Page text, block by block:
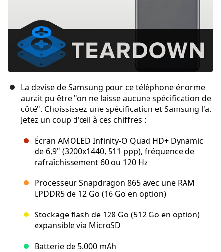
La devise de Samsung pour ce téléphone énorme
aurait pu être "on ne laisse aucune spécification de
côté". Choississez une spécification et Samsung l'a.
Jetez un coup d'œil à ces chiffres :
Écran AMOLED Infinity-O Quad HD+ Dynamic
de 6,9" (3200x1440, 511 ppp), fréquence de
rafraîchissement 60 ou 120 Hz
Processeur Snapdragon 865 avec une RAM
LPDDR5 de 12 Go (16 Go en option)
Stockage flash de 128 Go (512 Go en option)
expansible via MicroSD
Batterie de 5.000 mAh